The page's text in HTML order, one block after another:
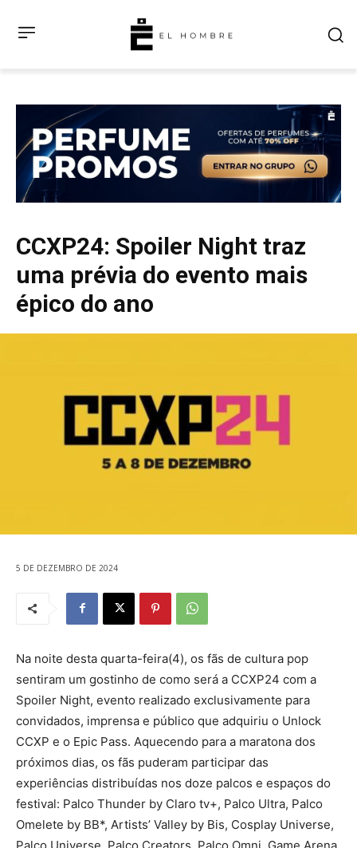
CCXP24: Spoiler Night traz
uma prévia do evento mais
épico do ano
5 DE DEZEMBRO DE 2024
Na noite desta quarta-feira(4), os fãs de cultura pop
sentiram um gostinho de como será a CCXP24 com a
Spoiler Night, evento realizado exclusivamente para
convidados, imprensa e público que adquiriu o Unlock
CCXP e o Epic Pass. Aquecendo para a maratona dos
próximos dias, os fãs puderam participar das
experiências distribuídas nos doze palcos e espaços do
festival: Palco Thunder by Claro tv+, Palco Ultra, Palco
Omelete by BB*, Artists’ Valley by Bis, Cosplay Universe,